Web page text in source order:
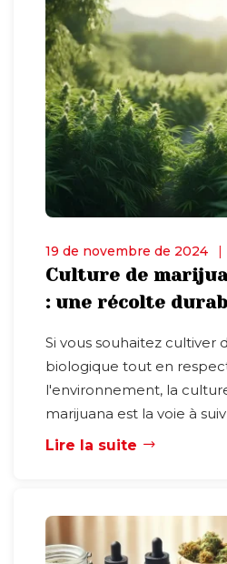
19 de novembre de 2024
Culture de
: une récolte
Si vous souhaitez cultiver
biologique tout en
l'environnement, la
marijuana est la voie à
Lire la suite